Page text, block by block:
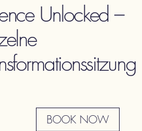
Unlocked –
BOOK NOW